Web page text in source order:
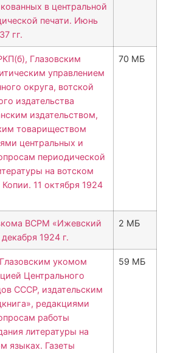
в центральной
печати. Июнь
гг.
Глазовским
управлением
округа, вотской
издательства
издательством,
товариществом
центральных и
периодической
на вотском
11 октября 1924
70 МБ
ВСРМ «Ижевский
1924 г.
2 МБ
укомом
Центрального
СССР, издательским
редакциями
работы
литературы на
языках. Газеты
59 МБ